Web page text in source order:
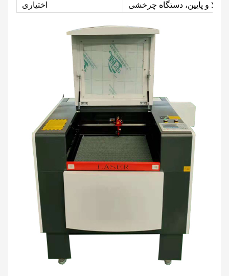
اختیاری
بالا و پایین، دستگاه چرخشی